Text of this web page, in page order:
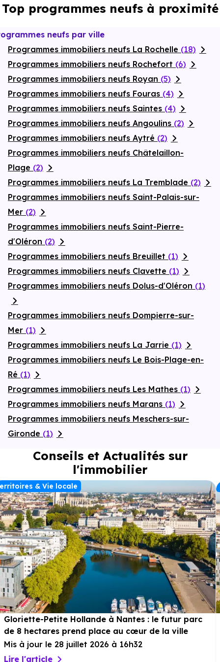
s’adresse aux investisseurs souhaitant se positionner sur un
marché porteur. Un projet rare à Jonzac, alliant emplacement,
Top programmes neufs à proximité
neufs par ville
Programmes immobiliers neufs La Rochelle (18)
Programmes immobiliers neufs Rochefort (6)
Programmes immobiliers neufs Royan (5)
Programmes immobiliers neufs Fouras (4)
Programmes immobiliers neufs Saintes (4)
Programmes immobiliers neufs Angoulins (2)
Programmes immobiliers neufs Aytré (2)
Programmes immobiliers neufs Châtelaillon-
Plage (2)
Programmes immobiliers neufs La Tremblade (2)
Programmes immobiliers neufs Saint-Palais-sur-
Mer (2)
Programmes immobiliers neufs Saint-Pierre-
d'Oléron (2)
Programmes immobiliers neufs Breuillet (1)
Programmes immobiliers neufs Clavette (1)
Programmes immobiliers neufs Dolus-d'Oléron (1)
Programmes immobiliers neufs Dompierre-sur-
Mer (1)
Programmes immobiliers neufs La Jarrie (1)
Programmes immobiliers neufs Le Bois-Plage-en-
Ré (1)
Programmes immobiliers neufs Les Mathes (1)
Programmes immobiliers neufs Marans (1)
Programmes immobiliers neufs Meschers-sur-
Gironde (1)
Conseils et Actualités sur
l'immobilier
& Vie locale
Gloriette-Petite Hollande à Nantes : le futur parc
de 8 hectares prend place au cœur de la ville
Mis à jour le 28 juillet 2026 à 16h32
Lire l'article